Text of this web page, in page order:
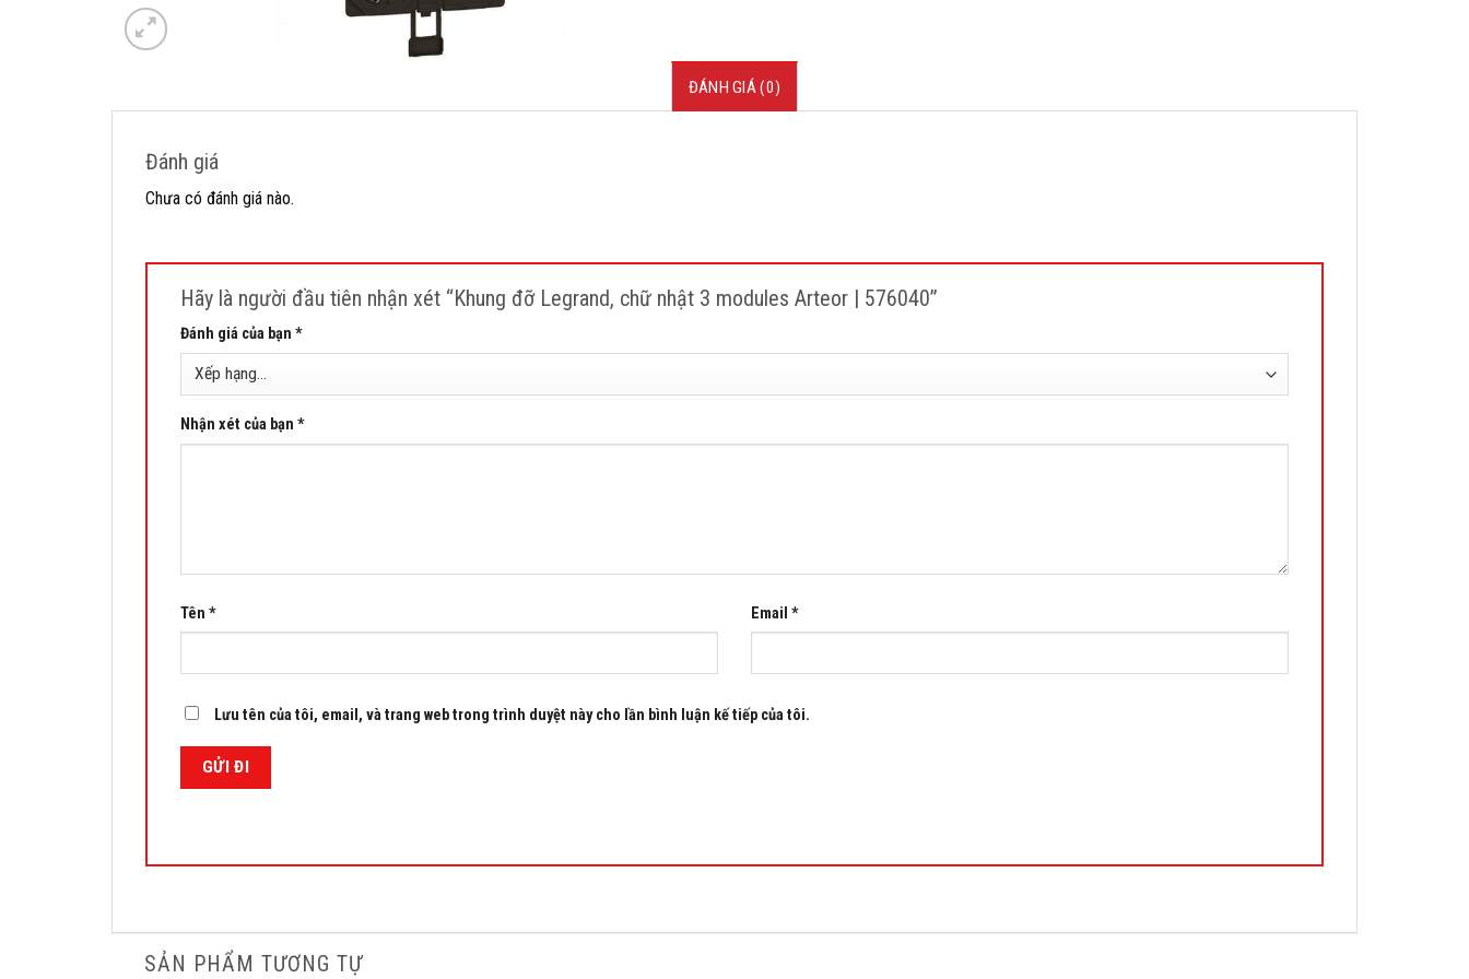
ĐÁNH GIÁ (0)
Đánh giá
Chưa có đánh giá nào.
Hãy là người đầu tiên nhận xét “Khung đỡ Legrand, chữ nhật 3 modules Arteor | 576040”
Đánh giá của bạn *
Nhận xét của bạn *
Tên * Email *
Lưu tên của tôi, email, và trang web trong trình duyệt này cho lần bình luận kế tiếp của tôi.
SẢN PHẨM TƯƠNG TỰ